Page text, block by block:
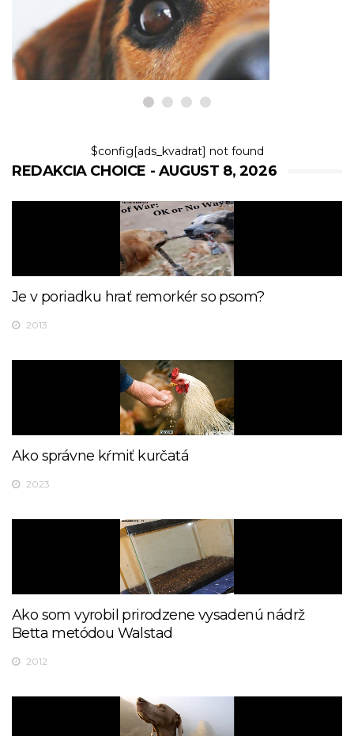
$config[ads_kvadrat] not found
REDAKCIA CHOICE - AUGUST 8, 2026
Je v poriadku hrať remorkér so psom?
2013
Ako správne kŕmiť kurčatá
2023
Ako som vyrobil prirodzene vysadenú nádrž
Betta metódou Walstad
2012